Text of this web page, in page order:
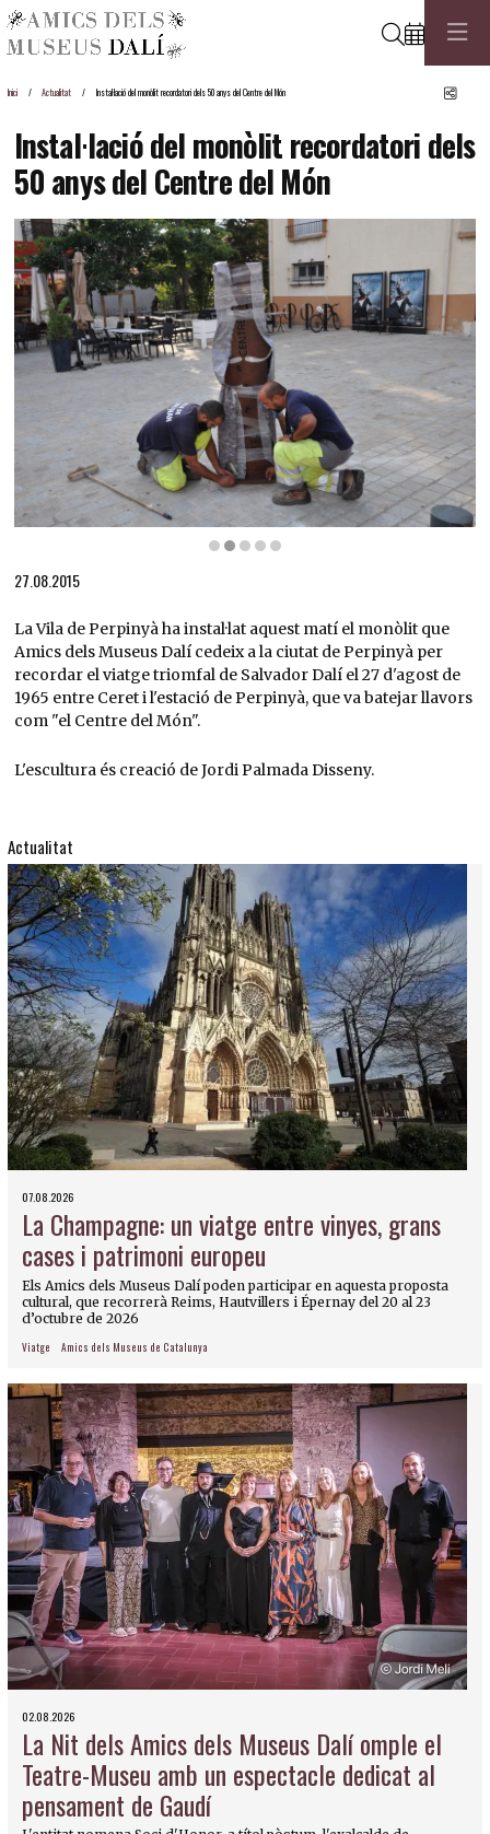
Cerca
Inici Actualitat Instal·lació del monòlit recordatori dels 50 anys del Centre del Món
Instal·lació del monòlit recordatori dels
50 anys del Centre del Món
27.08.2015
La Vila de Perpinyà ha instal·lat aquest matí el monòlit que
Amics dels Museus Dalí cedeix a la ciutat de Perpinyà per
recordar el viatge triomfal de Salvador Dalí el 27 d'agost de
1965 entre Ceret i l'estació de Perpinyà, que va batejar llavors
com "el Centre del Món".
L'escultura és creació de Jordi Palmada Disseny.
Actualitat
07.08.2026
La Champagne: un viatge entre vinyes, grans
cases i patrimoni europeu
Els Amics dels Museus Dalí poden participar en aquesta proposta
cultural, que recorrerà Reims, Hautvillers i Épernay del 20 al 23
d’octubre de 2026
Viatge Amics dels Museus de Catalunya
02.08.2026
La Nit dels Amics dels Museus Dalí omple el
Teatre-Museu amb un espectacle dedicat al
pensament de Gaudí